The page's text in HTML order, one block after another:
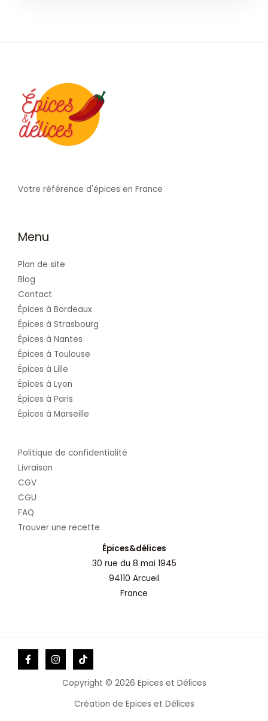
Votre référence d'épices en France
Menu
Plan de site
Blog
Contact
Épices à Bordeaux
Épices à Strasbourg
Épices à Nantes
Épices à Toulouse
Épices à Lille
Épices à Lyon
Épices à Paris
Épices à Marseille
Politique de confidentialité
Livraison
CGV
CGU
FAQ
Trouver une recette
Épices&délices
30 rue du 8 mai 1945
94110 Arcueil
France
Copyright © 2026 Epices et Délices
Création de Epices et Délices